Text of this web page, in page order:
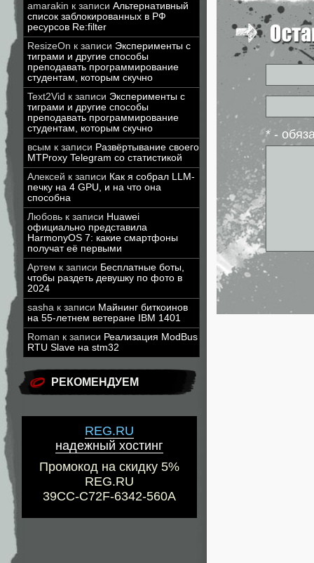
amarakin к записи Альтернативный
список заблокированных в РФ
ресурсов Re:filter
ResizeOn к записи Эксперименты с
тиграми и другие способы
преподавать программирование
студентам, которым скучно
Text2Vid к записи Эксперименты с
тиграми и другие способы
преподавать программирование
студентам, которым скучно
всым к записи Развёртывание своего
MTProxy Telegram со статистикой
Алексей к записи Как я собрал LLM-
печку на 4 GPU, и на что она
способна
Любовь к записи Huawei
официально представила
HarmonyOS 7: какие смартфоны
получат её первыми
Артем к записи Бесплатные боты,
чтобы раздеть девушку по фото в
2024
sasha к записи Майнинг биткоинов
на 55-летнем ветеране IBM 1401
Roman к записи Реализация ModBus
RTU Slave на stm32
РЕКОМЕНДУЕМ
REG.RU
надежный хостинг
Промокод на скидку 5%
REG.RU
39CC-C72F-6342-560A
* -